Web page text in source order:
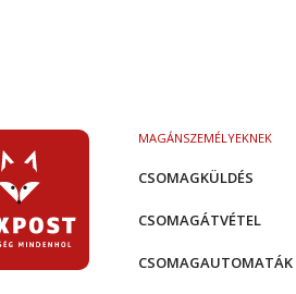
MAGÁNSZEMÉLYEKNEK
CSOMAGKÜLDÉS
CSOMAGÁTVÉTEL
CSOMAGAUTOMATÁK